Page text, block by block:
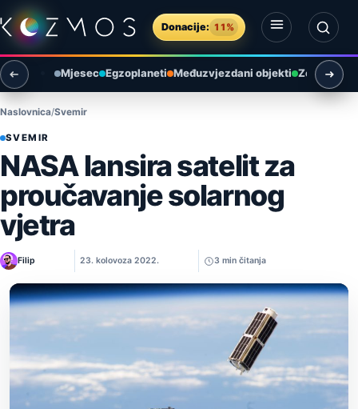
Preskoči na sadržaj
Donacije: 11%
Otvori izbornik
Otvori pretragu
Mjesec Egzoplaneti Međuzvjezdani objekti Zemlja i
Naslovnica Svemir
SVEMIR
NASA lansira satelit za
proučavanje solarnog
vjetra
Filip 23. kolovoza 2022. 3 min čitanja